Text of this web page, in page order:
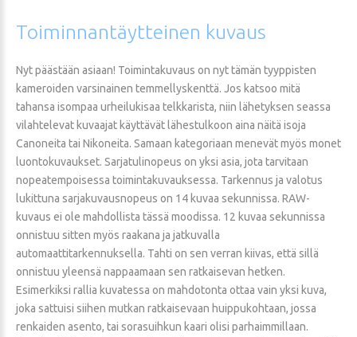
Toiminnantäytteinen kuvaus
Nyt päästään asiaan! Toimintakuvaus on nyt tämän tyyppisten
kameroiden varsinainen temmellyskenttä. Jos katsoo mitä
tahansa isompaa urheilukisaa telkkarista, niin lähetyksen seassa
vilahtelevat kuvaajat käyttävät lähestulkoon aina näitä isoja
Canoneita tai Nikoneita. Samaan kategoriaan menevät myös monet
luontokuvaukset. Sarjatulinopeus on yksi asia, jota tarvitaan
nopeatempoisessa toimintakuvauksessa. Tarkennus ja valotus
lukittuna sarjakuvausnopeus on 14 kuvaa sekunnissa. RAW-
kuvaus ei ole mahdollista tässä moodissa. 12 kuvaa sekunnissa
onnistuu sitten myös raakana ja jatkuvalla
automaattitarkennuksella. Tahti on sen verran kiivas, että sillä
onnistuu yleensä nappaamaan sen ratkaisevan hetken.
Esimerkiksi rallia kuvatessa on mahdotonta ottaa vain yksi kuva,
joka sattuisi siihen mutkan ratkaisevaan huippukohtaan, jossa
renkaiden asento, tai sorasuihkun kaari olisi parhaimmillaan.